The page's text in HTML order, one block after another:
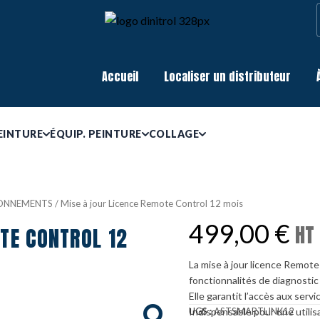
Accueil Localiser un distributeur
ÉQUIP. PEINTURE COLLAGE
/ Mise à jour Licence Remote Control 12 mois
CONTROL 12
499,00 €
La mise à jour licence
fonctionnalités de
Elle garantit l’accès aux
Indispensable pour une
UGS :ASTSMARTLINK12